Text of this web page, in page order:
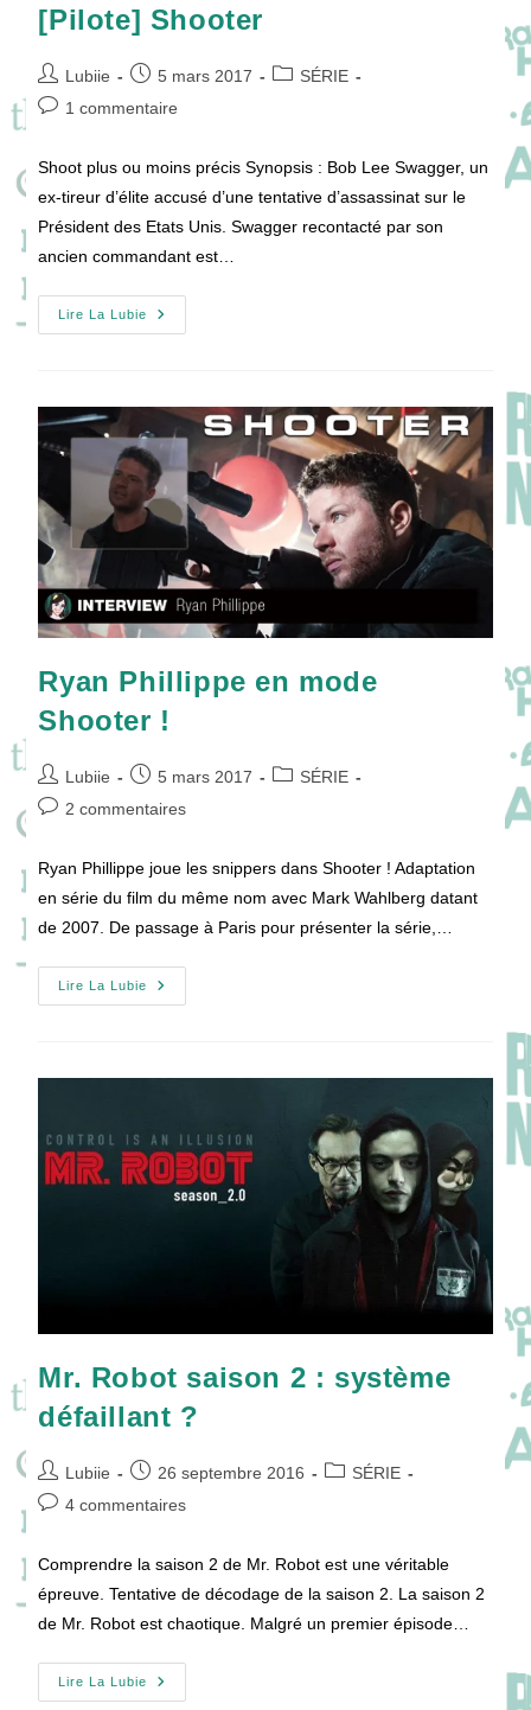
[Pilote] Shooter
Auteur/autrice
de
Lubiie
Publication
publiée :
5 mars 2017
PostSÉRIE
Commentaires
publication :
1 commentaire
Shoot plus ou moins précis Synopsis : Bob Lee Swagger, un
ex-tireur d’élite accusé d’une tentative d’assassinat sur le
Président des Etats Unis. Swagger recontacté par son
ancien commandant est…
Lire La Lubie
[Pilote]
Shooter
Ryan Phillippe en mode
Shooter !
Auteur/autrice
de
Lubiie
Publication
publiée :
5 mars 2017
PostSÉRIE
Commentaires
publication :
2 commentaires
Ryan Phillippe joue les snippers dans Shooter ! Adaptation
en série du film du même nom avec Mark Wahlberg datant
de 2007. De passage à Paris pour présenter la série,…
Lire La Lubie
Ryan
Phillippe
Mr. Robot saison 2 : système
défaillant ?
Auteur/autrice
de
Lubiie
Publication
publiée :
26 septembre 2016
PostSÉRIE
Commentaires
publication :
4 commentaires
Comprendre la saison 2 de Mr. Robot est une véritable
épreuve. Tentative de décodage de la saison 2. La saison 2
de Mr. Robot est chaotique. Malgré un premier épisode…
Lire La Lubie
Mr.
Robot